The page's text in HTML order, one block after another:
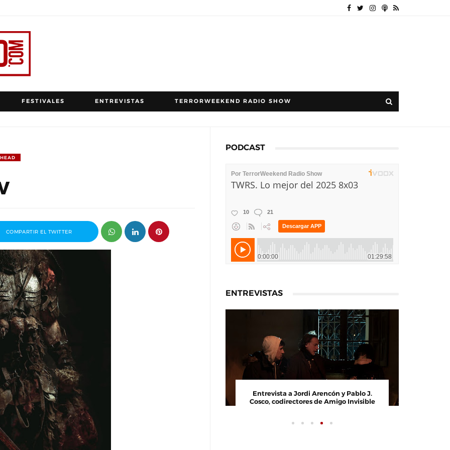
FESTIVALES ENTREVISTAS TERRORWEEKEND RADIO SHOW
COMPARTIR EL TWITTER
PODCAST
ENTREVISTAS
Entrevista a Paco Arasanz, director y
guionista de Nos Veremos Esta Noche,
Entrevista a Javier Rueda, organizador
premio
2026